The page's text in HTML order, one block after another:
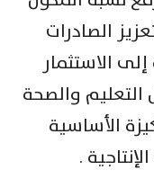
الصادرات
الاستثمار
والصحة
الأساسية
.